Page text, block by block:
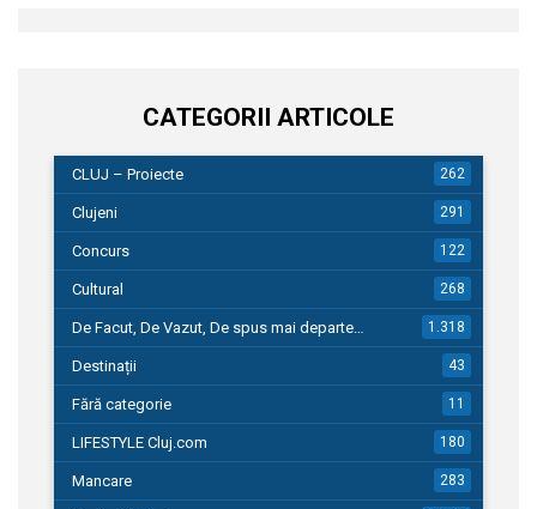
CATEGORII ARTICOLE
CLUJ – Proiecte 262
Clujeni 291
Concurs 122
Cultural 268
De Facut, De Vazut, De spus mai departe… 1.318
Destinații 43
Fără categorie 11
LIFESTYLE Cluj.com 180
Mancare 283